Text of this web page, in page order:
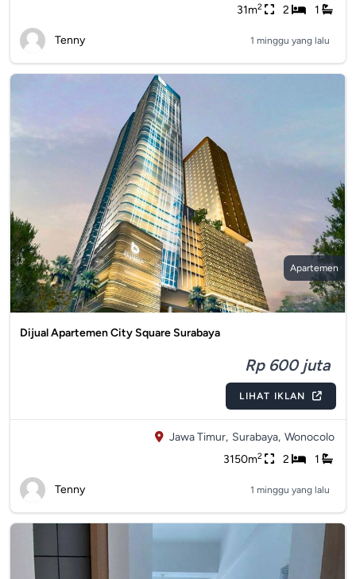
31m2 2 1
Tenny 1 minggu yang lalu
Apartemen
Dijual Apartemen City Square Surabaya
Rp 600 juta
LIHAT IKLAN
Jawa Timur, Surabaya, Wonocolo
3150m2 2 1
Tenny 1 minggu yang lalu